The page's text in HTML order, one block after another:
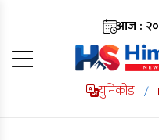
आज :
युनिकोड /